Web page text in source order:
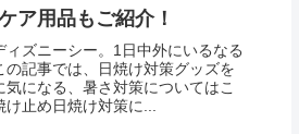
ア用品もご紹介！
ズニーシー。1日中外にいるなる
記事では、日焼け対策グッズを
になる、暑さ対策についてはこ
け止め日焼け対策に...